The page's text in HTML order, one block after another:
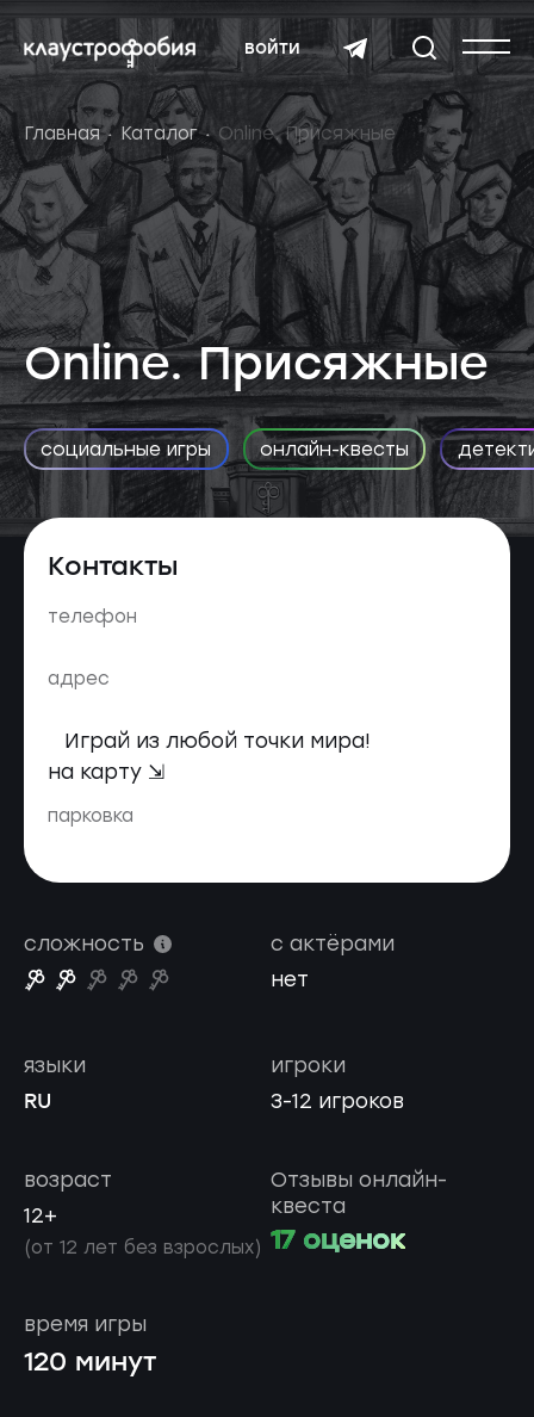
войти
Главная Каталог Online. Присяжные
Online. Присяжные
социальные игры онлайн-квесты
Контакты
телефон
адрес
Играй из любой точки мира!
на карту ⇲
парковка
сложность
с актёрами
нет
игроки
3-12 игроков
языки
RU
возраст
12+
(от 12 лет без взрослых)
Отзывы онлайн-
квеста
17 оценок
время игры
120 минут